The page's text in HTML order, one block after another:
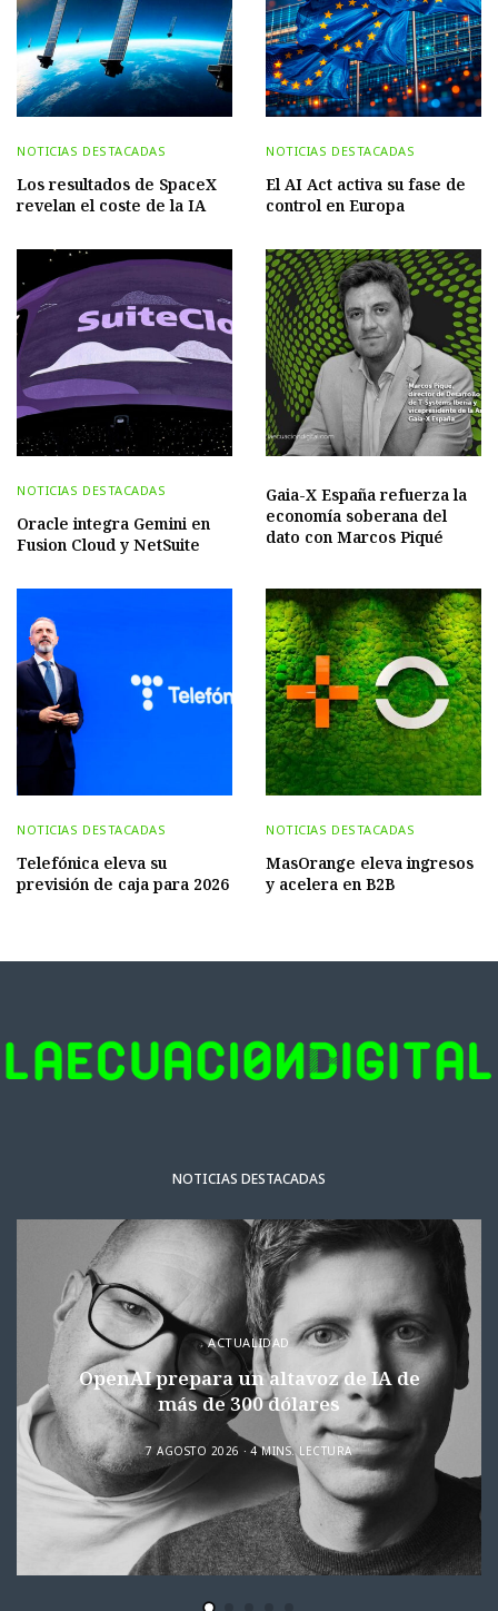
NOTICIAS DESTACADAS
Los resultados de SpaceX
revelan el coste de la IA
NOTICIAS DESTACADAS
El AI Act activa su fase de
control en Europa
NOTICIAS DESTACADAS
Oracle integra Gemini en
Fusion Cloud y NetSuite
Gaia-X España refuerza la
economía soberana del
dato con Marcos Piqué
NOTICIAS DESTACADAS
Telefónica eleva su
previsión de caja para 2026
NOTICIAS DESTACADAS
MasOrange eleva ingresos
y acelera en B2B
NOTICIAS DESTACADAS
ACTUALIDAD
OpenAI prepara un altavoz de IA de
más de 300 dólares
7 AGOSTO 2026 4 MINS. LECTURA